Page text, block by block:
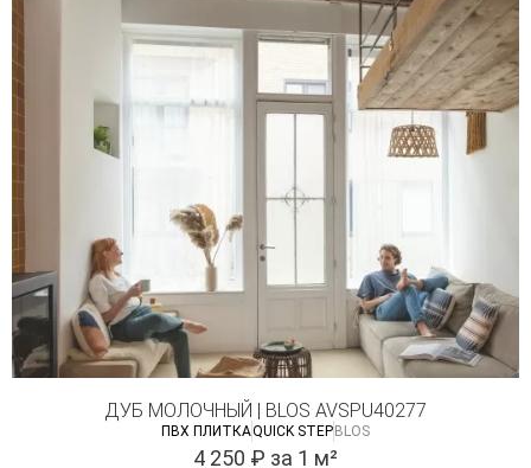
ДУБ МОЛОЧНЫЙ | BLOS AVSPU40277
ПВХ ПЛИТКАQUICK STEP BLOS
4 250 ₽ за 1 м²